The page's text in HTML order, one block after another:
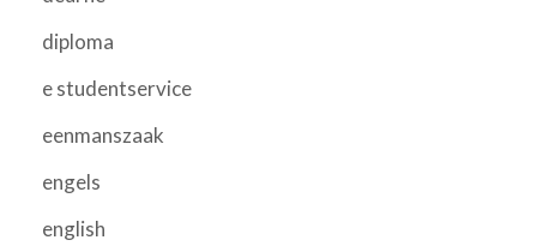
diploma
e studentservice
eenmanszaak
engels
english